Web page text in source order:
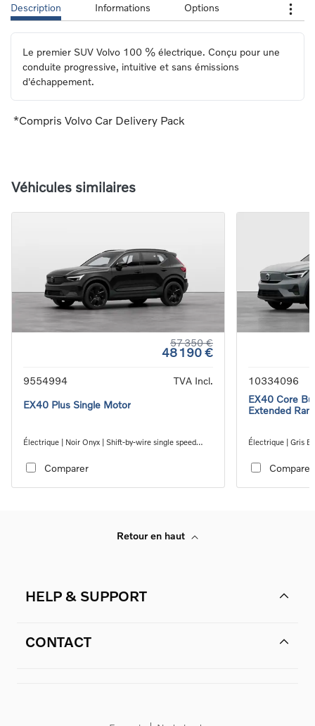
Description Informations Options
Le premier SUV Volvo 100 % électrique. Conçu pour une
conduite progressive, intuitive et sans émissions
d'échappement.
*Compris Volvo Car Delivery Pack
Véhicules similaires
57 350 €
48 190 €
9554994
TVA Incl.
EX40 Plus Single Motor
Électrique | Noir Onyx | Shift-by-wire single speed
Comparer
10334096
EX40 Core
Extended
Électrique | Gris
Comparer
Retour en haut
HELP & SUPPORT
CONTACT